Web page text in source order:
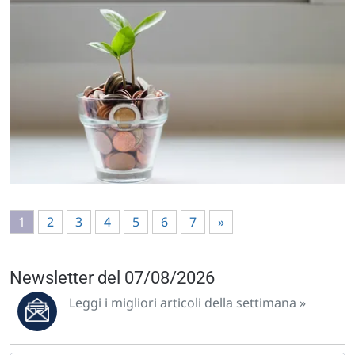
1 2 3 4 5 6 7 »
Newsletter del 07/08/2026
Leggi i migliori articoli della settimana »